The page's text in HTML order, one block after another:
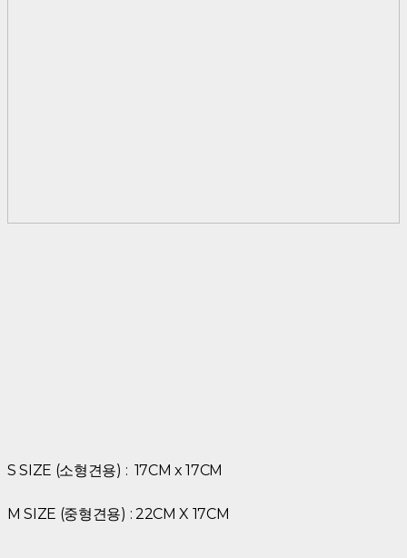
S SIZE (소형견용) : 17CM x 17CM
M SIZE (중형견용) : 22CM X 17CM